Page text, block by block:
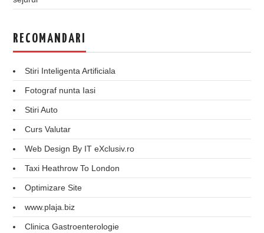
RECOMANDARI
Stiri Inteligenta Artificiala
Fotograf nunta Iasi
Stiri Auto
Curs Valutar
Web Design By IT eXclusiv.ro
Taxi Heathrow To London
Optimizare Site
www.plaja.biz
Clinica Gastroenterologie